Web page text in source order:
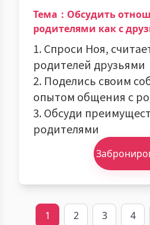
Тема：Обсудить
родителями как с
1. Спроси Ноя,
родителей друзьями
2. Поделись своим
опытом общения с
3. Обсуди
родителями
1 2 3 4